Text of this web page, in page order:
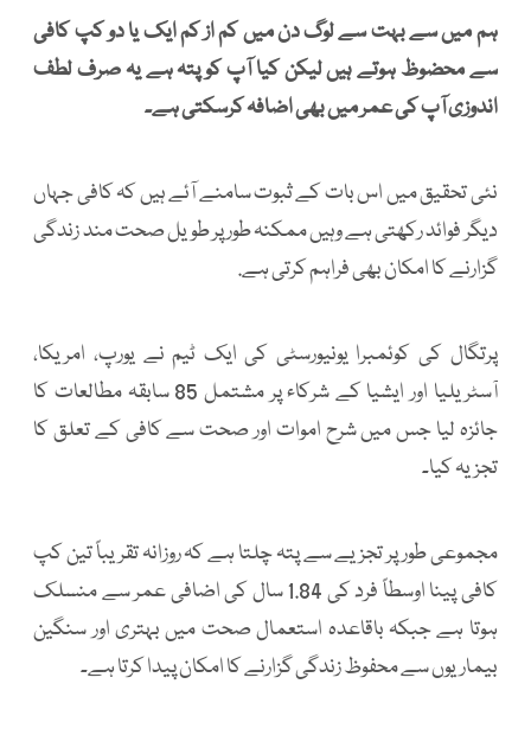
ہم میں سے بہت سے لوگ دن میں کم از کم ایک یا دو کپ کافی
سے محضوظ ہوتے ہیں لیکن کیا آپ کو پتہ ہے یہ صرف لطف
اندوزی آپ کی عمر میں بھی اضافہ کرسکتی ہے۔
نئی تحقیق میں اس بات کے ثبوت سامنے آئے ہیں کہ کافی جہاں
دیگر فوائد رکھتی ہے وہیں ممکنہ طور پر طویل صحت مند زندگی
گزارنے کا امکان بھی فراہم کرتی ہے.
پرتگال کی کوئمبرا یونیورسٹی کی ایک ٹیم نے یورپ، امریکا،
آسٹریلیا اور ایشیا کے شرکاء پر مشتمل 85 سابقہ مطالعات کا
جائزہ لیا جس میں شرح اموات اور صحت سے کافی کے تعلق کا
تجزیہ کیا۔
مجموعی طور پر تجزیے سے پتہ چلتا ہے کہ روزانہ تقریباً تین کپ
کافی پینا اوسطاً فرد کی 1.84 سال کی اضافی عمر سے منسلک
ہوتا ہے جبکہ باقاعدہ استعمال صحت میں بہتری اور سنگین
بیماریوں سے محفوظ زندگی گزارنے کا امکان پیدا کرتا ہے۔